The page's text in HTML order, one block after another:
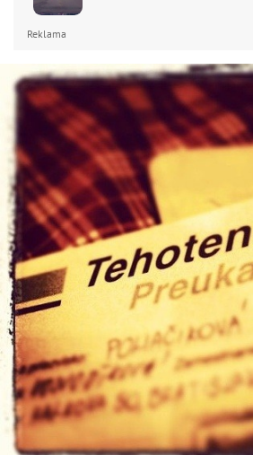
Reklama